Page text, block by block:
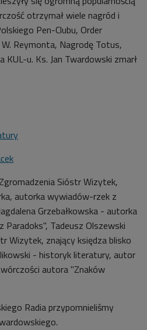
otrzymał wiele nagród i
Pen-Clubu, Order
Reymonta, Nagrodę Totus,
u. Ks. Jan Twardowski zmarł
Sióstr Wizytek,
autorka wywiadów-rzek z
Grzebałkowska - autorka
Paradoks", Tadeusz Olszewski
Wizytek, znający księdza blisko
- historyk literatury, autor
autora "Znaków
Radia przypomnieliśmy